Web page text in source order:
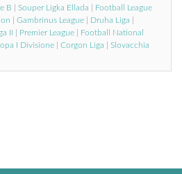
B Souper Ligka Ellada
Football League
Gambrinus League Druha Liga
II Premier League
Football National
I Divisione Corgon Liga
Slovacchia